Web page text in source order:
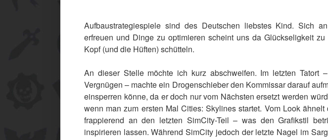
Aufbaustrategiespiele sind des Deutschen liebstes Kind. Sich
erfreuen und Dinge zu optimieren scheint uns da Glückseligkeit
Kopf (und die Hüften) schütteln.
An dieser Stelle möchte ich kurz abschweifen. Im letzten Tatort
Vergnügen – machte ein Drogenschieber den Kommissar darauf
einsperren könne, da er doch nur vom Nächsten ersetzt werden
wenn man zum ersten Mal Cities: Skylines startet. Vom Look
frappierend an den letzten SimCity-Teil – was den Grafikstil
inspirieren lassen. Während SimCity jedoch der letzte Nagel im